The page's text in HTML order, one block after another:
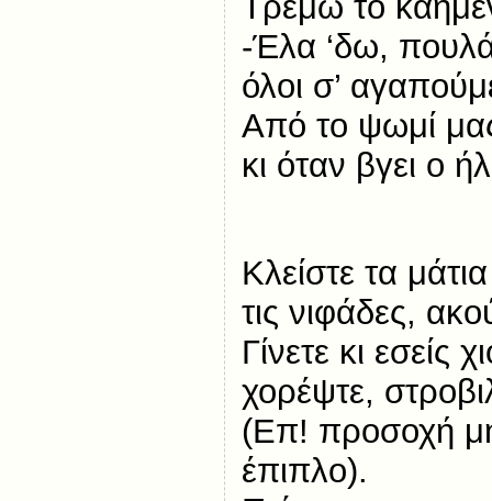
-Έλα ‘δω,
όλοι σ’
Από το ψωμί
κι όταν βγει ο
Κλείστε τα
τις νιφάδες,
Γίνετε κι εσείς
χορέψτε,
(Επ! προσοχή
έπιπλο).